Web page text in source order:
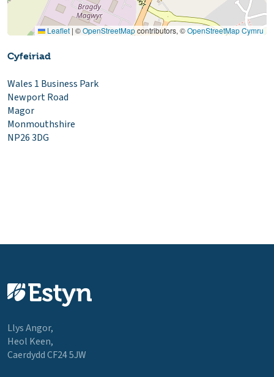
Leaflet | ©OpenStreetMapcontributors, ©OpenStreetMap Cymru
Cyfeiriad
Wales 1 Business Park
Newport Road
Magor
Monmouthshire
NP26 3DG
Llys Angor,
Heol Keen,
Caerdydd CF24 5JW